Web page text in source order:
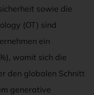
sowie die
(OT) sind
ein
womit sich die
den globalen Schnitt
generative